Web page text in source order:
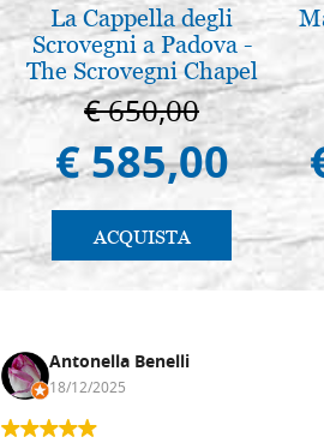
La Cappella degli
Scrovegni a Padova -
The Scrovegni Chapel
in Padua
€ 650,00
€ 585,00
ACQUISTA
Antonella Benelli
18/12/2025